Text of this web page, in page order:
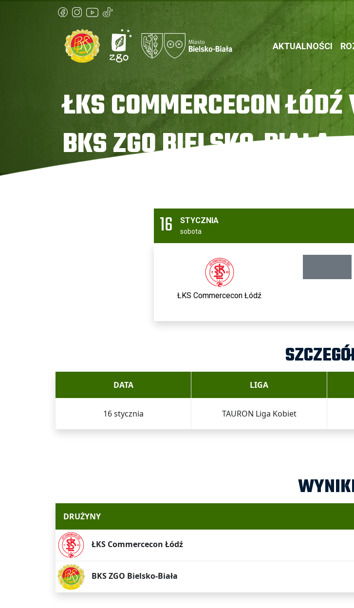
AKTUALNOŚCI
ŁKS COMMERCECON ŁÓDŹ
BKS ZGO BIELSKO-BIAŁA
16 STYCZNIA
sobota
ŁKS Commercecon Łódź
DATA
16 stycznia
LIGA
TAURON Liga Kobiet
DRUŻYNY
ŁKS Commercecon Łódź
BKS ZGO Bielsko-Biała